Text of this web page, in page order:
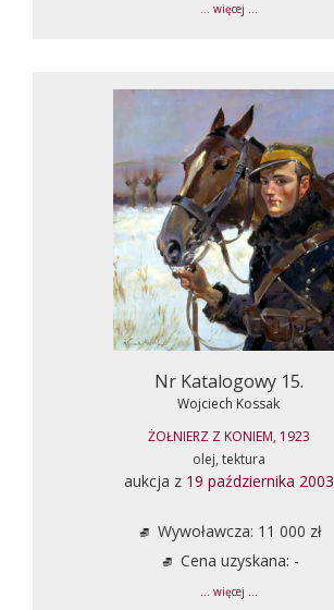
... więcej ...
Nr Katalogowy 15.
Wojciech Kossak
ŻOŁNIERZ Z KONIEM, 1923
olej, tektura
aukcja z 19 października 2003
Wywoławcza: 11 000 zł
Cena uzyskana: -
... więcej ...